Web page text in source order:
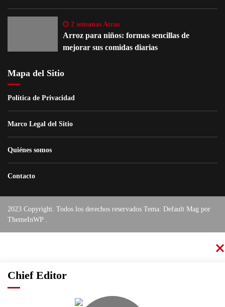
2 semanas Atras
Arroz para niños: formas sencillas de
mejorar sus comidas diarias
Mapa del Sitio
Política de Privacidad
Marco Legal del Sitio
Quiénes somos
Contacto
2023 Copyright. Todos los derechos reservados Tema: Default Mag por
ThemeInWP .
Chief Editor